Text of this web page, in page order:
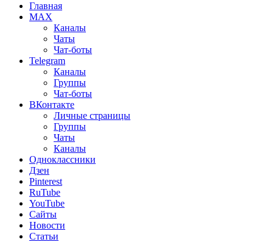
Главная
MAX
Каналы
Чаты
Чат-боты
Telegram
Каналы
Группы
Чат-боты
ВКонтакте
Личные страницы
Группы
Чаты
Каналы
Одноклассники
Дзен
Pinterest
RuTube
YouTube
Сайты
Новости
Статьи